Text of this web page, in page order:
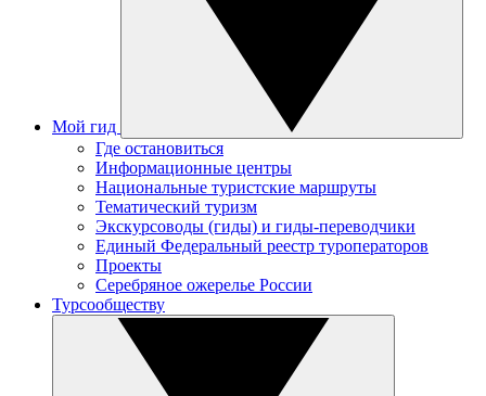
Мой гид
Где остановиться
Информационные центры
Национальные туристские маршруты
Тематический туризм
Экскурсоводы (гиды) и гиды-переводчики
Единый Федеральный реестр туроператоров
Проекты
Серебряное ожерелье России
Турсообществу